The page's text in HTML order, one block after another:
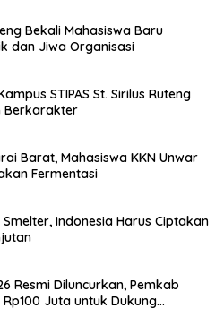
Bekali Mahasiswa Baru
dan Jiwa Organisasi
STIPAS St. Sirilus Ruteng
Berkarakter
Barat, Mahasiswa KKN Unwar
Fermentasi
Indonesia Harus Ciptakan
Resmi Diluncurkan, Pemkab
Juta untuk Dukung